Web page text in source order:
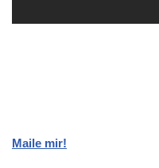
Maile mir!